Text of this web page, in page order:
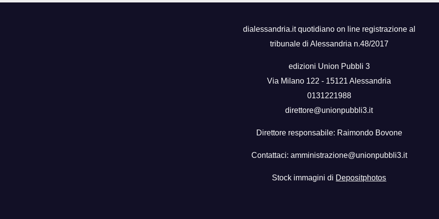
dialessandria.it quotidiano on line registrazione al
tribunale di Alessandria n.48/2017
edizioni Union Pubbli 3
Via Milano 122 - 15121 Alessandria
0131221988
direttore@unionpubbli3.it
Direttore responsabile: Raimondo Bovone
Contattaci: amministrazione@unionpubbli3.it
Stock immagini di Depositphotos